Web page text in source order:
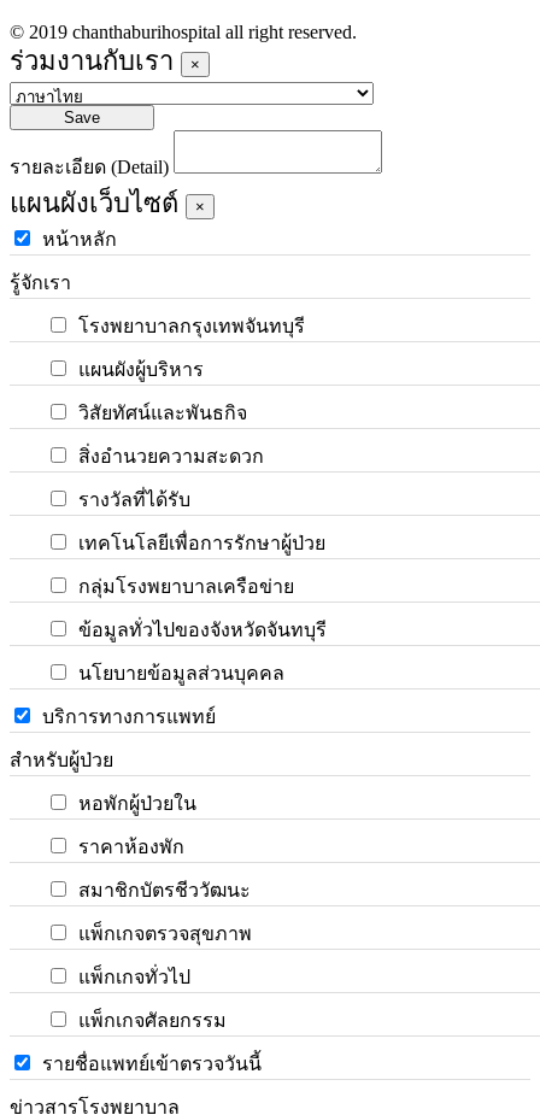
© 2019 chanthaburihospital all right reserved.
ร่วมงานกับเรา ×
Save
รายละเอียด (Detail)
แผนผังเว็บไซต์ ×
หน้าหลัก
รู้จักเรา
โรงพยาบาลกรุงเทพจันทบุรี
แผนผังผู้บริหาร
วิสัยทัศน์และพันธกิจ
สิ่งอำนวยความสะดวก
รางวัลที่ได้รับ
เทคโนโลยีเพื่อการรักษาผู้ป่วย
กลุ่มโรงพยาบาลเครือข่าย
ข้อมูลทั่วไปของจังหวัดจันทบุรี
นโยบายข้อมูลส่วนบุคคล
บริการทางการแพทย์
สำหรับผู้ป่วย
หอพักผู้ป่วยใน
ราคาห้องพัก
สมาชิกบัตรชีววัฒนะ
แพ็กเกจตรวจสุขภาพ
แพ็กเกจทั่วไป
แพ็กเกจศัลยกรรม
รายชื่อแพทย์เข้าตรวจวันนี้
ข่าวสารโรงพยาบาล